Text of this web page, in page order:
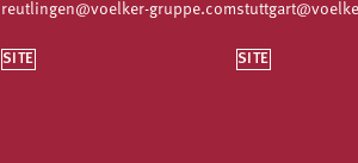
reutlingen@voelker-gruppe.com
SITE SITE